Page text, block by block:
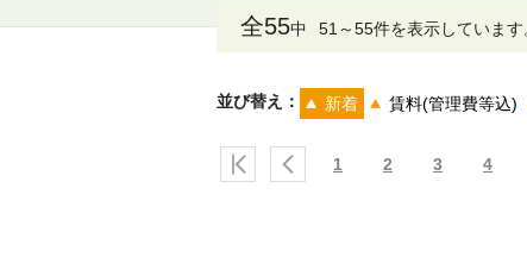
全55中 51～55件を表示しています
1 2 3 4
並び替え： 新着 賃料(管理費等込)